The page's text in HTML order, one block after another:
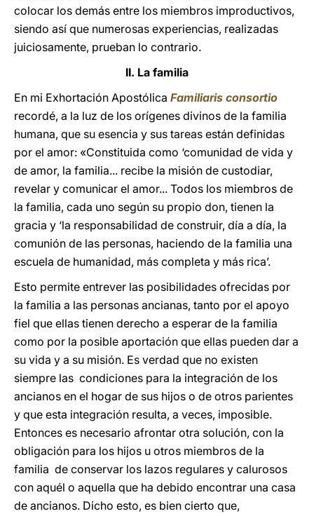
colocar los demás entre los miembros improductivos,
siendo así que numerosas experiencias, realizadas
juiciosamente, prueban lo contrario.
II. La familia
En mi Exhortación Apostólica Familiaris consortio
recordé, a la luz de los orígenes divinos de la familia
humana, que su esencia y sus tareas están definidas
por el amor: «Constituida como ‘comunidad de vida y
de amor, la familia... recibe la misión de custodiar,
revelar y comunicar el amor... Todos los miembros de
la familia, cada uno según su propio don, tienen la
gracia y ‘la responsabilidad de construir, día a día, la
comunión de las personas, haciendo de la familia una
escuela de humanidad, más completa y más rica’.
Esto permite entrever las posibilidades ofrecidas por
la familia a las personas ancianas, tanto por el apoyo
fiel que ellas tienen derecho a esperar de la familia
como por la posible aportación que ellas pueden dar a
su vida y a su misión. Es verdad que no existen
siempre las condiciones para la integración de los
ancianos en el hogar de sus hijos o de otros parientes
y que esta integración resulta, a veces, imposible.
Entonces es necesario afrontar otra solución, con la
obligación para los hijos u otros miembros de la
familia de conservar los lazos regulares y calurosos
con aquél o aquella que ha debido encontrar una casa
de ancianos. Dicho esto, es bien cierto que,